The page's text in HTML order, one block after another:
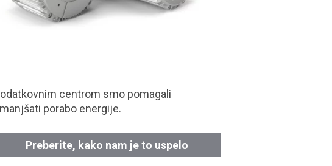
centrom smo pomagali
porabo energije.
Preberite, kako nam je to uspelo